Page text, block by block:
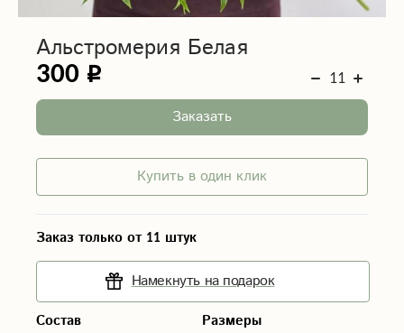
Альстромерия Белая
300
Заказать
Купить в один клик
Заказ только от 11 штук
Намекнуть на подарок
Состав Размеры